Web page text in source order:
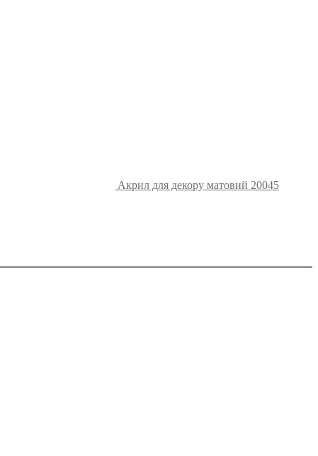
Акрил для декору матовий 20045